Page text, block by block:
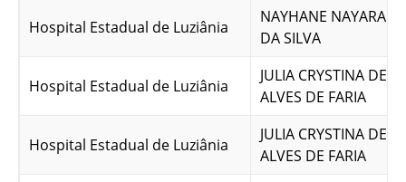
Hospital Estadual de Luziânia
NAYHANE NAYARA
DA SILVA
Hospital Estadual de Luziânia
JULIA CRYSTINA DE
ALVES DE FARIA
Hospital Estadual de Luziânia
JULIA CRYSTINA DE
ALVES DE FARIA